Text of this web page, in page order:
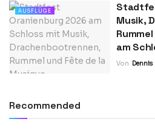
AUSFLÜGE
Musik,
am
Von Dennis
Recommended